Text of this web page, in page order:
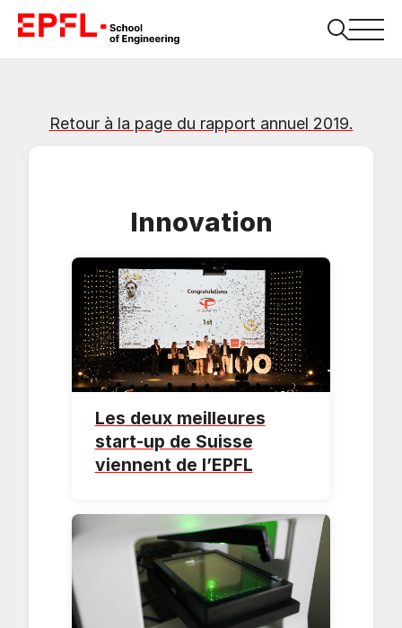
Retour à la page du rapport annuel 2019.
Innovation
Les deux meilleures
start-up de Suisse
viennent de l’EPFL